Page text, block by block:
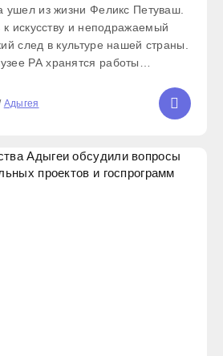
ушел из жизни Феликс Петуваш.
к искусству и неподражаемый
след в культуре нашей страны.
РА хранятся работы
Республики Адыгея,
Адыгея